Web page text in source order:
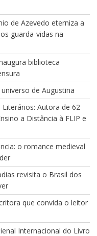
de Azevedo eterniza a
guarda-vidas na
biblioteca
de Augustina
Autora de 62
a Distância à FLIP e
o romance medieval
revisita o Brasil dos
que convida o leitor
Internacional do Livro